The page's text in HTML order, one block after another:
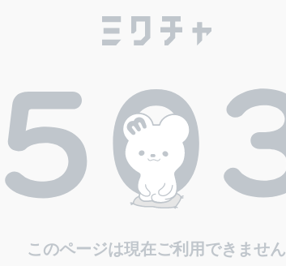
このページは現在ご利用できません